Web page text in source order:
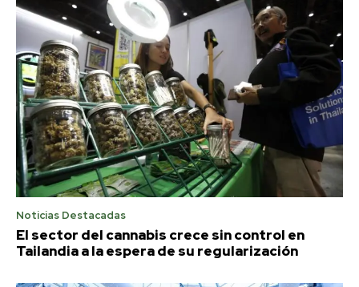
Noticias Destacadas
El sector del cannabis crece sin control en
Tailandia a la espera de su regularización